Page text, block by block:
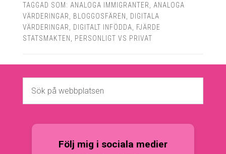
TAGGAD SOM: ANALOGA IMMIGRANTER
ANALOGA
VÄRDERINGAR
BLOGGOSFÄREN
DIGITALA
VÄRDERINGAR
DIGITALT INFÖDDA
FJÄRDE
STATSMAKTEN
PERSONLIGT VS PRIVAT
Följ mig i sociala medier